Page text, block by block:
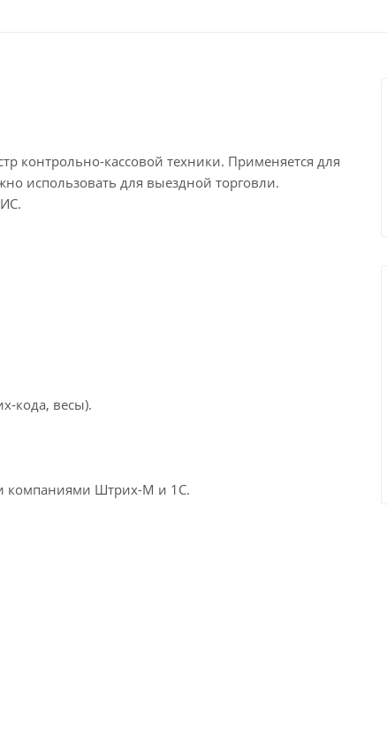
контрольно-кассовой техники. Применяется для
использовать для выездной торговли.
кода, весы).
компаниями Штрих-М и 1С.